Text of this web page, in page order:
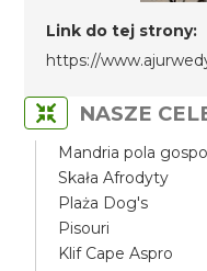
Link do tej strony:
https://
NASZE
Mandria pola
Skała Afrodyty
Plaża Dog's
Pisouri
Klif Cape Aspro